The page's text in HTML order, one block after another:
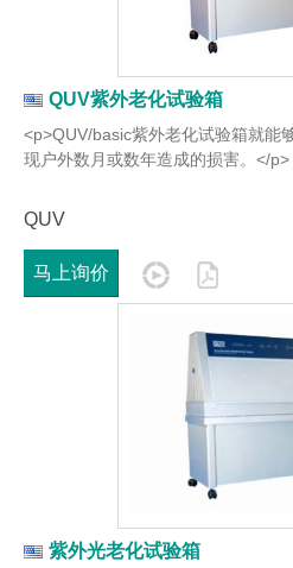
QUV紫外老化试验箱
<p>QUV/basic紫外老化试验箱就能
现户外数月或数年造成的损害。</p>
QUV
马上询价
紫外光老化试验箱